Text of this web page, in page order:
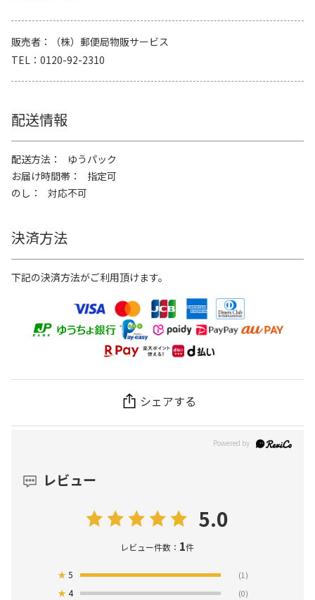
販売者
（株）郵便局物販サービス
TEL
0120-92-2310
配送情報
配送方法
ゆうパック
お届け時間帯
指定可
のし
対応不可
決済方法
下記の決済方法がご利用頂けます。
シェアする
レビュー
5.0
レビュー件数： 1件
★5 (1)
★4 (0)